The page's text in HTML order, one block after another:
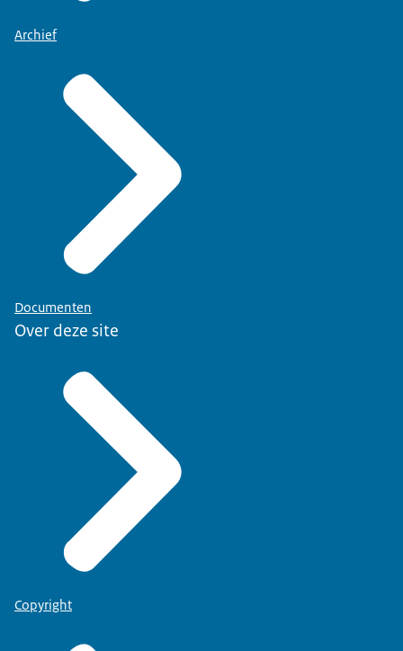
Archief
Documenten
Over deze site
Copyright